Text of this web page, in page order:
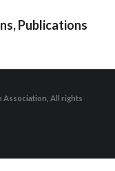
Publications
Association, All rights